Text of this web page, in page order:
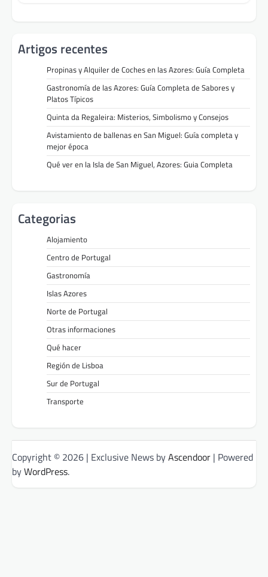
Artigos recentes
Propinas y Alquiler de Coches en las Azores: Guía Completa
Gastronomía de las Azores: Guía Completa de Sabores y
Platos Típicos
Quinta da Regaleira: Misterios, Simbolismo y Consejos
Avistamiento de ballenas en San Miguel: Guía completa y
mejor época
Qué ver en la Isla de San Miguel, Azores: Guia Completa
Categorias
Alojamiento
Centro de Portugal
Gastronomía
Islas Azores
Norte de Portugal
Otras informaciones
Qué hacer
Región de Lisboa
Sur de Portugal
Transporte
Copyright © 2026 | Exclusive News byAscendoor | Powered
byWordPress.